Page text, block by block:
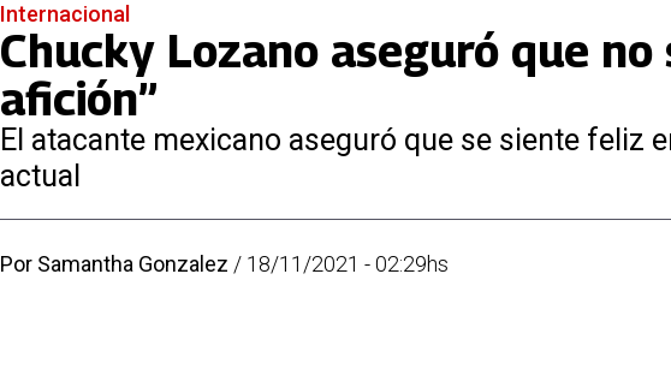
Internacional
Chucky Lozano aseguró que
afición”
El atacante mexicano aseguró que se siente feliz
actual
Por Samantha Gonzalez / 18/11/2021 - 02:29hs